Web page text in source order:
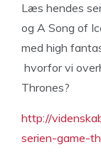
Læs hendes
og A Song of
med high
hvorfor vi
Thrones?
http://
serien-game-